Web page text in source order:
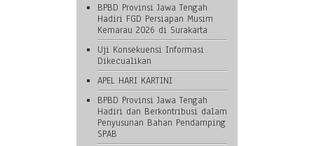
BPBD Provinsi Jawa Tengah
Hadiri FGD Persiapan Musim
Kemarau 2026 di Surakarta
Uji Konsekuensi Informasi
Dikecualikan
APEL HARI KARTINI
BPBD Provinsi Jawa Tengah
Hadiri dan Berkontribusi dalam
Penyusunan Bahan Pendamping
SPAB